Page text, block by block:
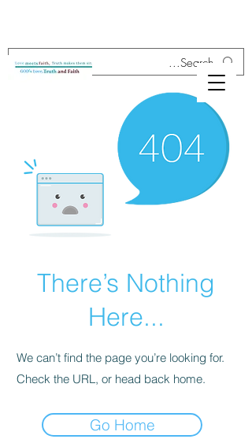
There’s Nothing
Here...
We can’t find the page you’re looking for.
Check the URL, or head back home.
Go Home